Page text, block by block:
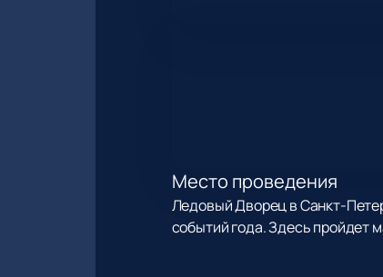
Место проведения
Ледовый Дворец в Санкт-
событий года. Здесь пройдет